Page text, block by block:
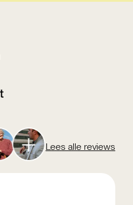
Lees alle reviews